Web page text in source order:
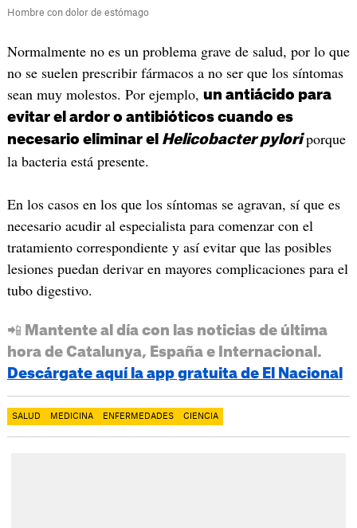
Hombre con dolor de estómago
Normalmente no es un problema grave de salud, por lo que
no se suelen prescribir fármacos a no ser que los síntomas
sean muy molestos. Por ejemplo, un antiácido para
evitar el ardor o antibióticos cuando es
necesario eliminar el Helicobacter pylori porque
la bacteria está presente.
En los casos en los que los síntomas se agravan, sí que es
necesario acudir al especialista para comenzar con el
tratamiento correspondiente y así evitar que las posibles
lesiones puedan derivar en mayores complicaciones para el
tubo digestivo.
📲 Mantente al día con las noticias de última
hora de Catalunya, España e Internacional.
Descárgate aquí la app gratuita de El Nacional
SALUD MEDICINA ENFERMEDADES CIENCIA